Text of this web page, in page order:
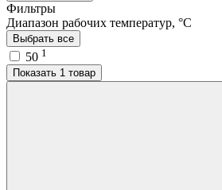
Фильтры
Диапазон рабочих температур, °C
Выбрать все
50 1
Показать 1 товар